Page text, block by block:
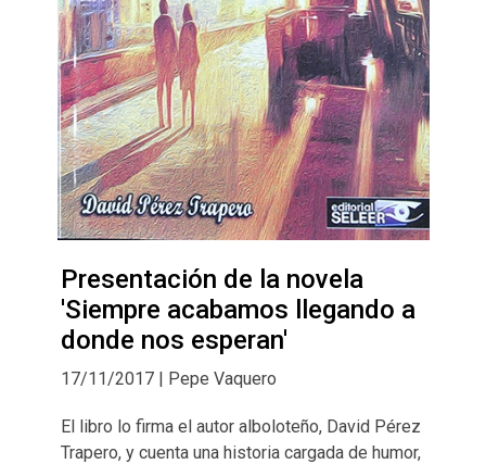
Presentación de la novela
'Siempre acabamos llegando a
donde nos esperan'
17/11/2017 | Pepe Vaquero
El libro lo firma el autor alboloteño, David Pérez
Trapero, y cuenta una historia cargada de humor,